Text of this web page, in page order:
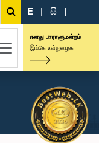
E | සි |
எனது பாராளுமன்றம்
இங்கே உள்நுழைக